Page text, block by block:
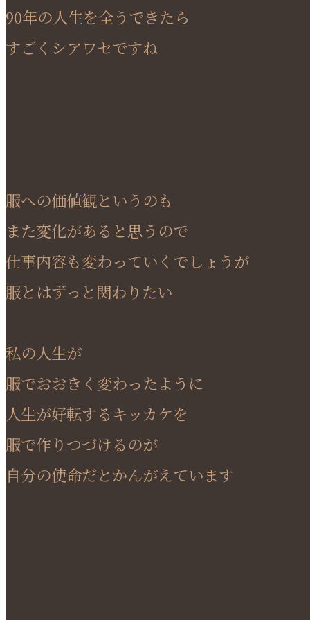
90年の人生を全うできたら
すごくシアワセですね
服への価値観というのも
また変化があると思うので
仕事内容も変わっていくでしょうが
服とはずっと関わりたい
私の人生が
服でおおきく変わったように
人生が好転するキッカケを
服で作りつづけるのが
自分の使命だとかんがえています